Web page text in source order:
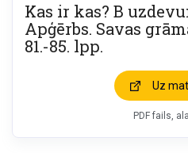
Kas ir kas? B
Apģērbs. Savas
81.-85. lpp.
Uz
PDF fails,